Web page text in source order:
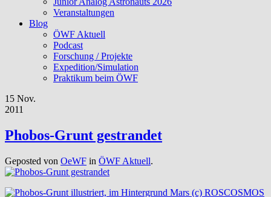
Veranstaltungen
Blog
ÖWF Aktuell
Podcast
Forschung / Projekte
Expedition/Simulation
Praktikum beim ÖWF
15 Nov.
2011
Phobos-Grunt gestrandet
Geposted von OeWF in ÖWF Aktuell.